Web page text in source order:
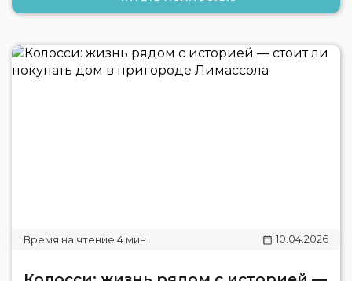
10.04.2026